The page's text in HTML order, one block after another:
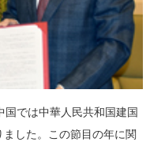
では中華人民共和国建国
した。この節目の年に関